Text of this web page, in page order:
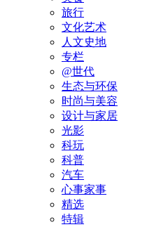
旅行
文化艺术
人文史地
专栏
@世代
生态与环保
时尚与美容
设计与家居
光影
科玩
科普
汽车
心事家事
精选
特辑